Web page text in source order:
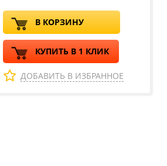
В КОРЗИНУ
КУПИТЬ В 1 КЛИК
ДОБАВИТЬ В ИЗБРАННОЕ